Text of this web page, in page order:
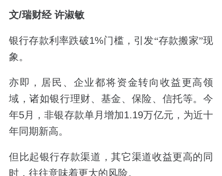
文/瑞财经 许淑敏
银行存款利率跌破1%门槛，引发“存款搬家”现
象。
亦即， 居民 、 企业都将资金转向收益更高领
域，诸如银行理财、基金、保险、信托等。今
年5月 ，非银存款单月增加1.19万亿元， 为近十
年同期新高。
但比起银行存款渠道，其它渠道收益更高的同
时，往往意味着更大的风险。